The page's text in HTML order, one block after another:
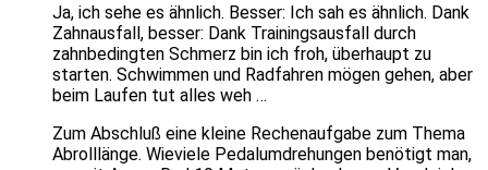
Ja, ich sehe es ähnlich. Besser: Ich sah es ähnlich. Dank
Zahnausfall, besser: Dank Trainingsausfall durch
zahnbedingten Schmerz bin ich froh, überhaupt zu
starten. Schwimmen und Radfahren mögen gehen, aber
beim Laufen tut alles weh …
Zum Abschluß eine kleine Rechenaufgabe zum Thema
Abrolllänge. Wieviele Pedalumdrehungen benötigt man,